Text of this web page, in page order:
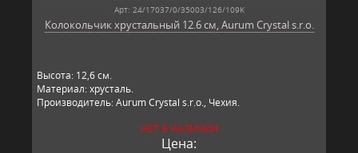
Арт: 24/17037/0/35003/126/109K
Колокольчик хрустальный 12.6 см, Aurum Crystal s.r.o.
Высота: 12,6 см.
Материал: хрусталь.
Производитель: Aurum Crystal s.r.o., Чехия.
НЕТ В НАЛИЧИИ
Цена: